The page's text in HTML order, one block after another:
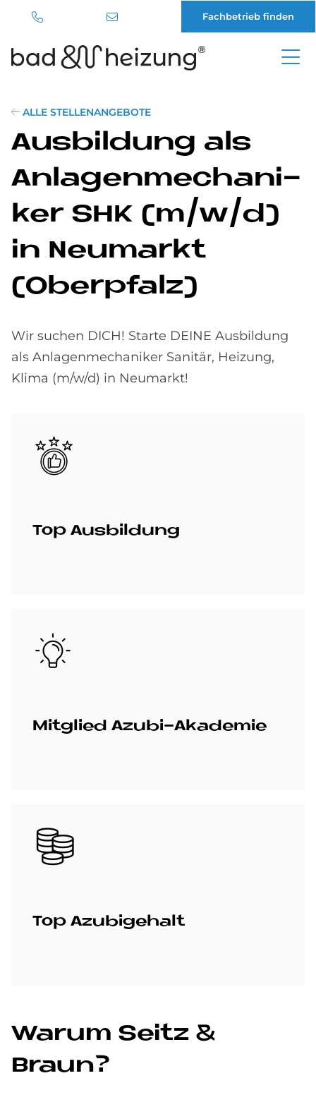
Inhalt
Fachbetrieb finden
ALLE STELLENANGEBOTE
Aus­bil­dung als
An­la­gen­me­cha­ni­
ker SHK (m/w/d)
in Neu­mar­kt
(Ober­pfalz)
Wir suchen DICH! Starte DEINE Ausbildung
als Anlagenmechaniker Sanitär, Heizung,
Klima (m/w/d) in Neumarkt!
Bild
Top Aus­bil­dung
Bild
Mit­glied Azu­bi-Aka­de­mie
Bild
Top Azu­bi­ge­halt
Wa­rum Seitz &
Braun?